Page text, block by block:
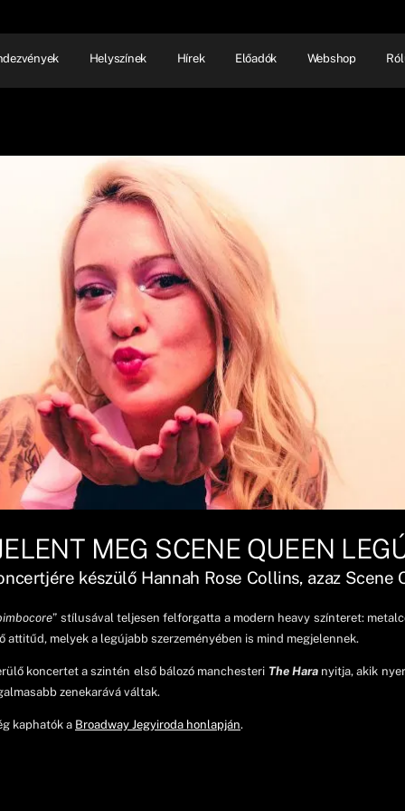
Helyszínek Hírek Előadók Webshop
MEG SCENE QUEEN
készülő Hannah Rose Collins, azaz Scene
” stílusával teljesen felforgatta a modern heavy színteret:
melyek a legújabb szerzeményében is mind megjelennek.
koncertet a szintén első bálozó manchesteri The Haranyitja, akik
zenekarává váltak.
kaphatók a Broadway Jegyiroda honlapján.